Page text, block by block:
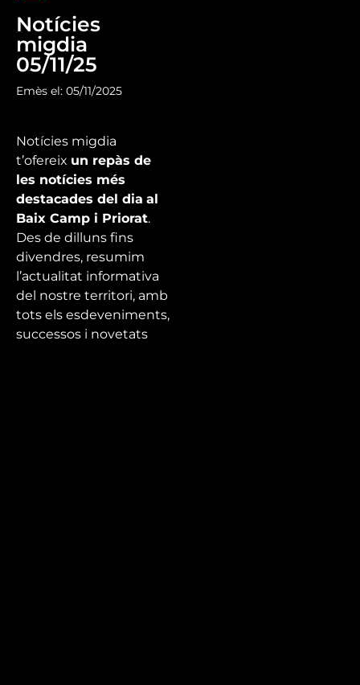
Notícies
migdia
05/11/25
Emès el: 05/11/2025
Notícies migdia
t’ofereix un repàs de
les notícies més
destacades del dia al
Baix Camp i Priorat.
Des de dilluns fins
divendres, resumim
l’actualitat informativa
del nostre territori, amb
tots els esdeveniments,
successos i novetats